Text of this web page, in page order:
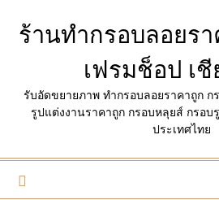
ร้านทำกรอบลอยร
เฟรมช็อป เชี
รับอัดขยายภาพ ทำกรอบลอยราคาถูก ก
รูปแต่งงานราคาถูก กรอบหลุยส์ กรอ
ประเทศไทย